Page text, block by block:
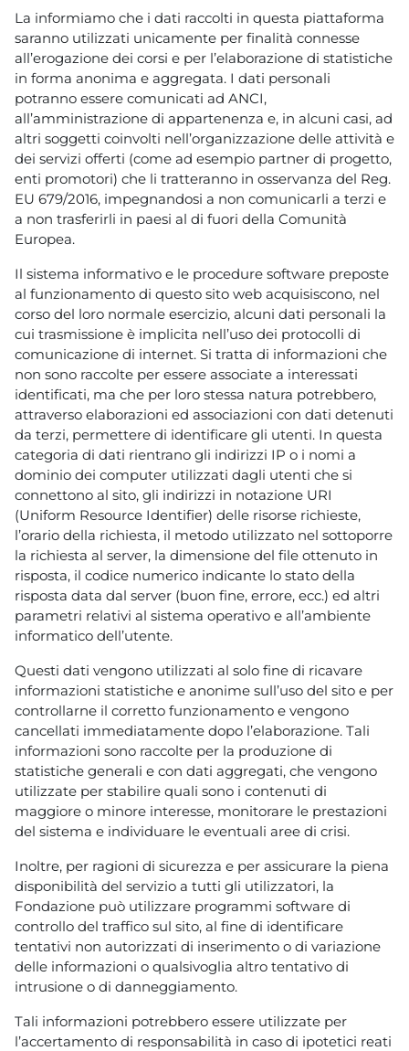
La informiamo che i dati raccolti in questa piattaforma
saranno utilizzati unicamente per finalità connesse
all’erogazione dei corsi e per l’elaborazione di statistiche
in forma anonima e aggregata. I dati personali
potranno essere comunicati ad ANCI,
all’amministrazione di appartenenza e, in alcuni casi, ad
altri soggetti coinvolti nell’organizzazione delle attività e
dei servizi offerti (come ad esempio partner di progetto,
enti promotori) che li tratteranno in osservanza del Reg.
EU 679/2016, impegnandosi a non comunicarli a terzi e
a non trasferirli in paesi al di fuori della Comunità
Europea.
Il sistema informativo e le procedure software preposte
al funzionamento di questo sito web acquisiscono, nel
corso del loro normale esercizio, alcuni dati personali la
cui trasmissione è implicita nell’uso dei protocolli di
comunicazione di internet. Si tratta di informazioni che
non sono raccolte per essere associate a interessati
identificati, ma che per loro stessa natura potrebbero,
attraverso elaborazioni ed associazioni con dati detenuti
da terzi, permettere di identificare gli utenti. In questa
categoria di dati rientrano gli indirizzi IP o i nomi a
dominio dei computer utilizzati dagli utenti che si
connettono al sito, gli indirizzi in notazione URI
(Uniform Resource Identifier) delle risorse richieste,
l’orario della richiesta, il metodo utilizzato nel sottoporre
la richiesta al server, la dimensione del file ottenuto in
risposta, il codice numerico indicante lo stato della
risposta data dal server (buon fine, errore, ecc.) ed altri
parametri relativi al sistema operativo e all’ambiente
informatico dell’utente.
Questi dati vengono utilizzati al solo fine di ricavare
informazioni statistiche e anonime sull’uso del sito e per
controllarne il corretto funzionamento e vengono
cancellati immediatamente dopo l’elaborazione. Tali
informazioni sono raccolte per la produzione di
statistiche generali e con dati aggregati, che vengono
utilizzate per stabilire quali sono i contenuti di
maggiore o minore interesse, monitorare le prestazioni
del sistema e individuare le eventuali aree di crisi.
Inoltre, per ragioni di sicurezza e per assicurare la piena
disponibilità del servizio a tutti gli utilizzatori, la
Fondazione può utilizzare programmi software di
controllo del traffico sul sito, al fine di identificare
tentativi non autorizzati di inserimento o di variazione
delle informazioni o qualsivoglia altro tentativo di
intrusione o di danneggiamento.
Tali informazioni potrebbero essere utilizzate per
l’accertamento di responsabilità in caso di ipotetici reati